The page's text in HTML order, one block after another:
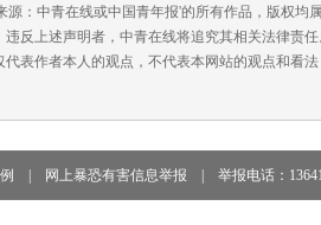
：中青在线或中国青年报'的所有作品，版权
反上述声明者，中青在线将追究其相关法律责
表作者本人的观点，不代表本网站的观点和看
网上暴恐有害信息举报 举报电话：